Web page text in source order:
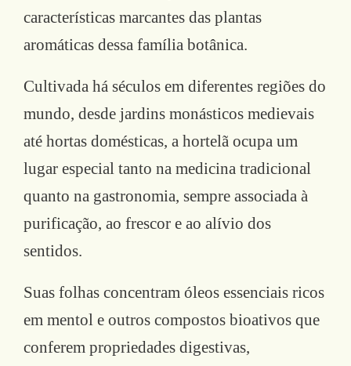
características marcantes das plantas
aromáticas dessa família botânica.
Cultivada há séculos em diferentes regiões do
mundo, desde jardins monásticos medievais
até hortas domésticas, a hortelã ocupa um
lugar especial tanto na medicina tradicional
quanto na gastronomia, sempre associada à
purificação, ao frescor e ao alívio dos
sentidos.
Suas folhas concentram óleos essenciais ricos
em mentol e outros compostos bioativos que
conferem propriedades digestivas,